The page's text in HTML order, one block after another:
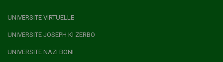
UNIVERSITE VIRTUELLE
UNIVERSITE JOSEPH KI ZERBO
UNIVERSITE NAZI BONI